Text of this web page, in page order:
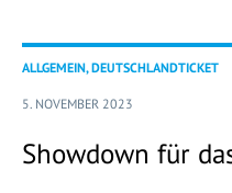
ALLGEMEIN, DEUTSCHLANDTICKET
5. NOVEMBER 2023
Showdown für